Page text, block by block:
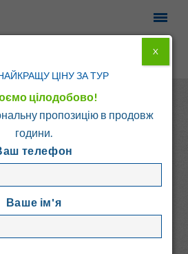
о. Кос
ЦІНУ ЗА ТУР
цілодобово!
пропозицію в продовж
години.
телефон
Ваше ім'я
X